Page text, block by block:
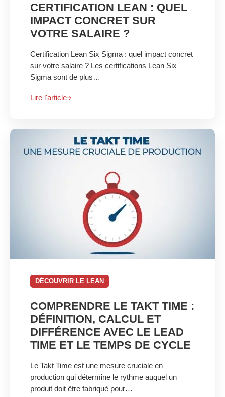
CERTIFICATION LEAN : QUEL
IMPACT CONCRET SUR
VOTRE SALAIRE ?
Certification Lean Six Sigma : quel impact concret
sur votre salaire ? Les certifications Lean Six
Sigma sont de plus…
Lire l'article
DÉCOUVRIR LE LEAN
COMPRENDRE LE TAKT TIME :
DÉFINITION, CALCUL ET
DIFFÉRENCE AVEC LE LEAD
TIME ET LE TEMPS DE CYCLE
Le Takt Time est une mesure cruciale en
production qui détermine le rythme auquel un
produit doit être fabriqué pour…